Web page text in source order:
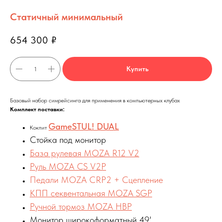
Статичный минимальный
654 300 ₽
Купить
Базовый набор симрейсинга для применения в компьютерных клубах
Комплект поставки:
Кокпит GameSTUL! DUAL
Стойка под монитор
База рулевая MOZA R12 V2
Руль MOZA CS V2P
Педали MOZA CRP2 + Сцепление
КПП секвентальная MOZA SGP
Ручной тормоз MOZA HBP